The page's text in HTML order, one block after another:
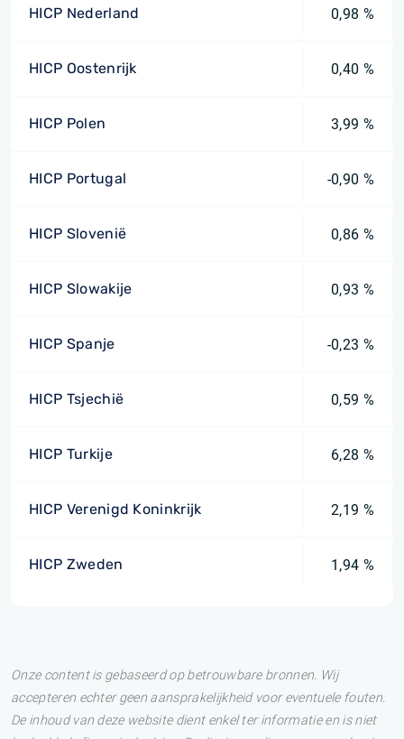
HICP Nederland 0,98 %
HICP Oostenrijk 0,40 %
HICP Polen 3,99 %
HICP Portugal -0,90 %
HICP Slovenië 0,86 %
HICP Slowakije 0,93 %
HICP Spanje -0,23 %
HICP Tsjechië 0,59 %
HICP Turkije 6,28 %
HICP Verenigd Koninkrijk 2,19 %
HICP Zweden 1,94 %
Onze content is gebaseerd op betrouwbare bronnen. Wij
accepteren echter geen aansprakelijkheid voor eventuele fouten.
De inhoud van deze website dient enkel ter informatie en is niet